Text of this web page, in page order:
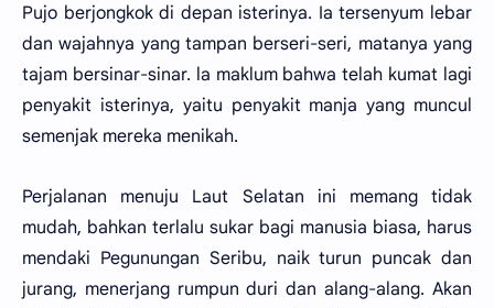
Pujo berjongkok di depan isterinya. Ia tersenyum lebar
dan wajahnya yang tampan berseri-seri, matanya yang
tajam bersinar-sinar. la maklum bahwa telah kumat lagi
penyakit isterinya, yaitu penyakit manja yang muncul
semenjak mereka menikah.
Perjalanan menuju Laut Selatan ini memang tidak
mudah, bahkan terlalu sukar bagi manusia biasa, harus
mendaki Pegunungan Seribu, naik turun puncak dan
jurang, menerjang rumpun duri dan alang-alang. Akan